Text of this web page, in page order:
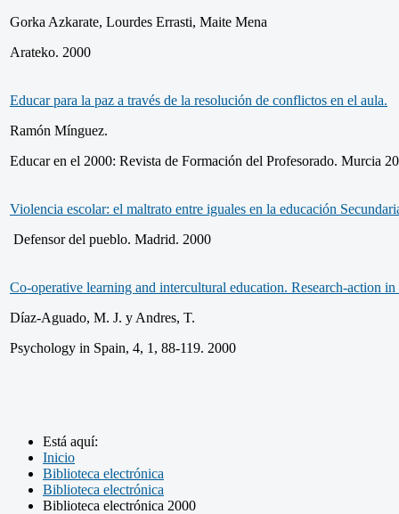
Gorka Azkarate, Lourdes Errasti, Maite Mena
Arateko. 2000
Educar para la paz a través de la resolución de conflictos en el aula.
Ramón Mínguez.
Educar en el 2000: Revista de Formación del Profesorado. Murcia
Violencia escolar: el maltrato entre iguales en la educación
Defensor del pueblo. Madrid. 2000
Co-operative learning and intercultural education. Research-action
Díaz-Aguado, M. J. y Andres, T.
Psychology in Spain, 4, 1, 88-119. 2000
Está aquí:
Inicio
Biblioteca electrónica
Biblioteca electrónica
Biblioteca electrónica 2000